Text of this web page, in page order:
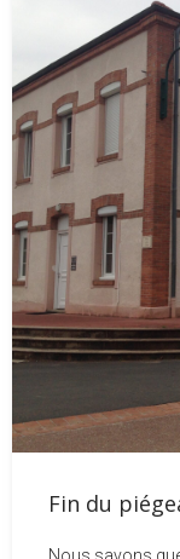
Fin du